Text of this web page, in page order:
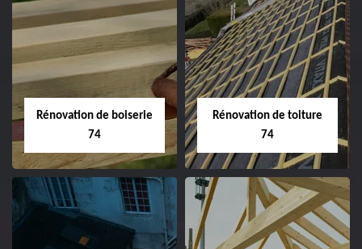
Rénovation de boiserie
74
Rénovation de toiture
74